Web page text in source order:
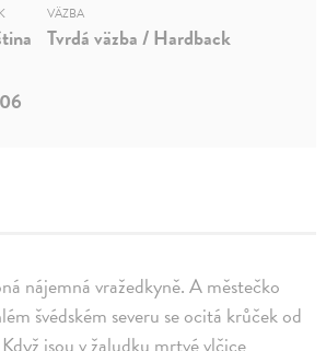
nájemná vražedkyně. A městečko
švédském severu se ocitá krůček od
VÄZBA
Tvrdá väzba / Hardback